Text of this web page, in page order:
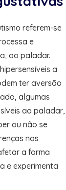
referem-se
e
ao paladar.
a
ter aversão
algumas
ao paladar,
ou não se
nas
a forma
e experimenta